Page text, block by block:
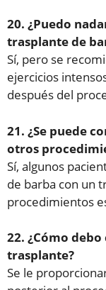
20. ¿Puedo
trasplante de
Sí, pero se
ejercicios
después del
21. ¿Se puede
otros
Sí, algunos
de barba con un
procedimientos
22. ¿Cómo
trasplante?
Se le